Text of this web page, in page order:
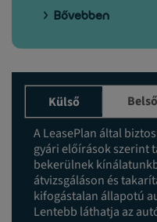
Bővebben
Külső Belső
A LeasePlan által
gyári előírások szerint
bekerülnek
átvizsgáláson és
kifogástalan állapotú
Lentebb láthatja az